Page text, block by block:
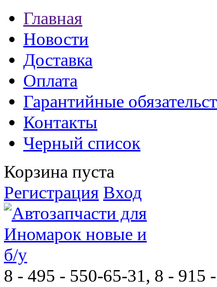
Главная
Новости
Доставка
Оплата
Гарантийные
Контакты
Черный список
Корзина пуста
Регистрация Вход
8 - 495 - 550-65-31, 8 - 915